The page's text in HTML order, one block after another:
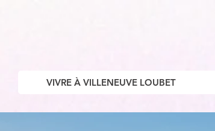
VIVRE À VILLENEUVE LOUBET